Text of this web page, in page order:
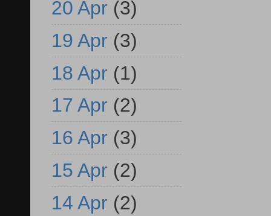
20 Apr (3)
19 Apr (3)
18 Apr (1)
17 Apr (2)
16 Apr (3)
15 Apr (2)
14 Apr (2)